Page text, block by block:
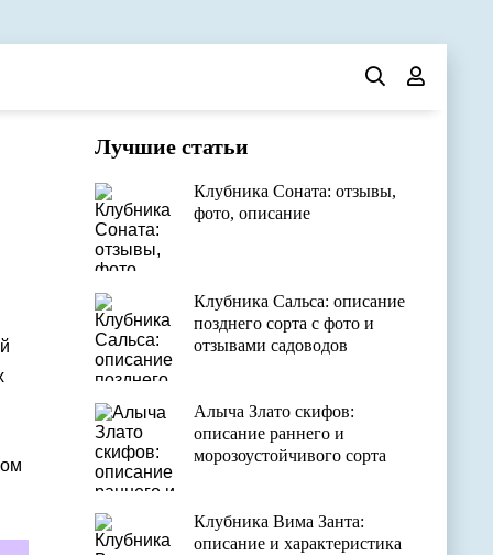
Лучшие статьи
Клубника Соната: отзывы,
фото, описание
Клубника Сальса: описание
позднего сорта с фото и
отзывами садоводов
Алыча Злато скифов:
описание раннего и
морозоустойчивого сорта
Клубника Вима Занта:
описание и характеристика